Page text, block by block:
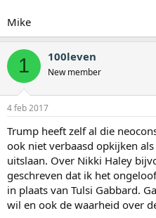
Mike
1 100leven
New member
4 feb 2017
Trump heeft zelf al die
ook niet verbaasd opkijken
uitslaan. Over Nikki Haley
geschreven dat ik het
in plaats van Tulsi Gabbard.
wil en ook de waarheid over